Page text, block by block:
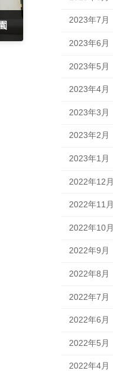
2023年7月
2023年6月
2023年5月
2023年4月
2023年3月
2023年2月
2023年1月
2022年12月
2022年11月
2022年10月
2022年9月
2022年8月
2022年7月
2022年6月
2022年5月
2022年4月